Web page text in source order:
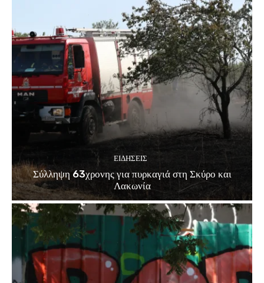
ΕΙΔΗΣΕΙΣ
Σύλληψη 63χρονης για πυρκαγιά στη Σκύρο και
Λακωνία